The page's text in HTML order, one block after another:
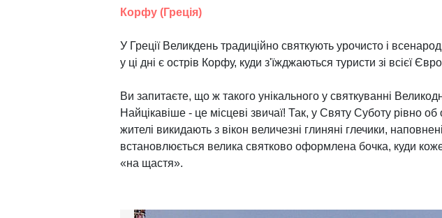
Корфу (Греція)
У Греції Великдень традиційно святкують урочисто і
у ці дні є острів Корфу, куди з'їжджаються туристи зі всієї
Ви запитаєте, що ж такого унікального у святкуванні
Найцікавіше - це місцеві звичаї! Так, у Святу Суботу рівно об
жителі викидають з вікон величезні глиняні глечики,
встановлюється велика святково оформлена бочка, куди
«на щастя».